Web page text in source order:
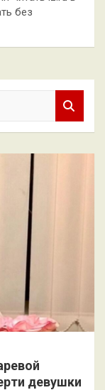
без
девушки